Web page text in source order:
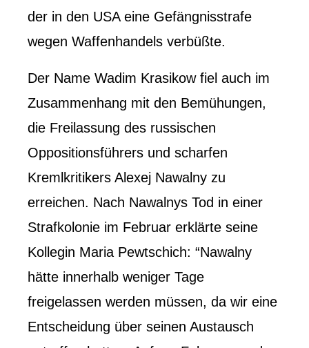
der in den USA eine Gefängnisstrafe
wegen Waffenhandels verbüßte.
Der Name Wadim Krasikow fiel auch im
Zusammenhang mit den Bemühungen,
die Freilassung des russischen
Oppositionsführers und scharfen
Kremlkritikers Alexej Nawalny zu
erreichen. Nach Nawalnys Tod in einer
Strafkolonie im Februar erklärte seine
Kollegin Maria Pewtschich: “Nawalny
hätte innerhalb weniger Tage
freigelassen werden müssen, da wir eine
Entscheidung über seinen Austausch